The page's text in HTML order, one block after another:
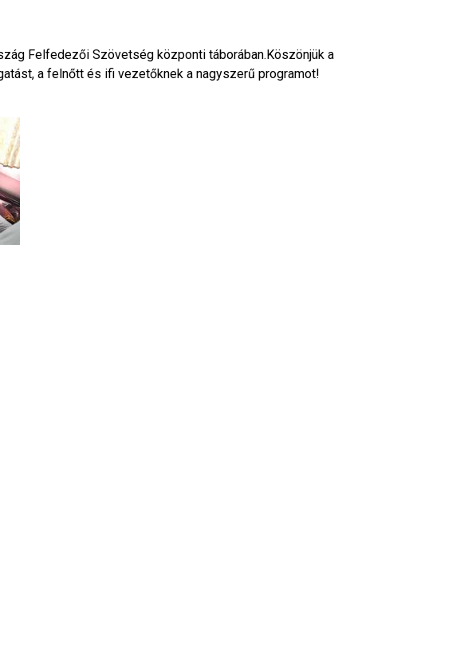
Felfedezői Szövetség központi táborában.Köszönjük a
a felnőtt és ifi vezetőknek a nagyszerű programot!